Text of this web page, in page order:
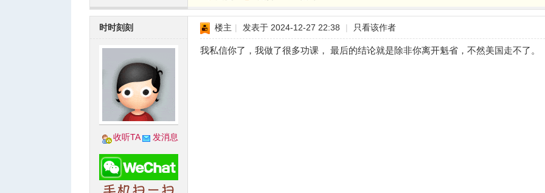
时时刻刻
收听TA 发消息
楼主 | 发表于 2024-12-27 22:38 | 只看该作者
我私信你了，我做了很多功课， 最后的结论就是除非你离开魁省，不然美国走不了。